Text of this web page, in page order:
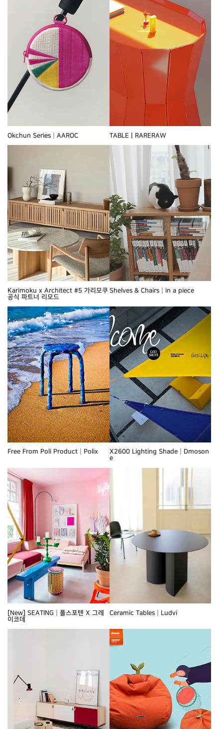
Okchun Series┃AAROC TABLEㅣRARERAW
Karimoku x Architect #5 가리모쿠
공식 파트너 리모드
Shelves & Chairs┃in a piece
Free From Poli Product┃Polix
X2600 Lighting Shade┃Dmoson
e
[New] SEATING┃폴스포텐 X 그레
이코데
Ceramic Tables┃Ludvi